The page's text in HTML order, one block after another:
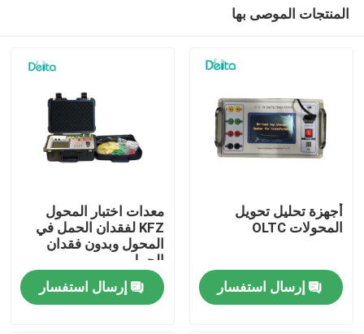
المنزل
المنتجات الموصى بها
أجهزة تحليل تحويل
المحولات OLTC
إرسال استفسار
معدات اختبار المحول
KFZ لفقدان الحمل في
المحول وبدون فقدان
الحمل
إرسال استفسار